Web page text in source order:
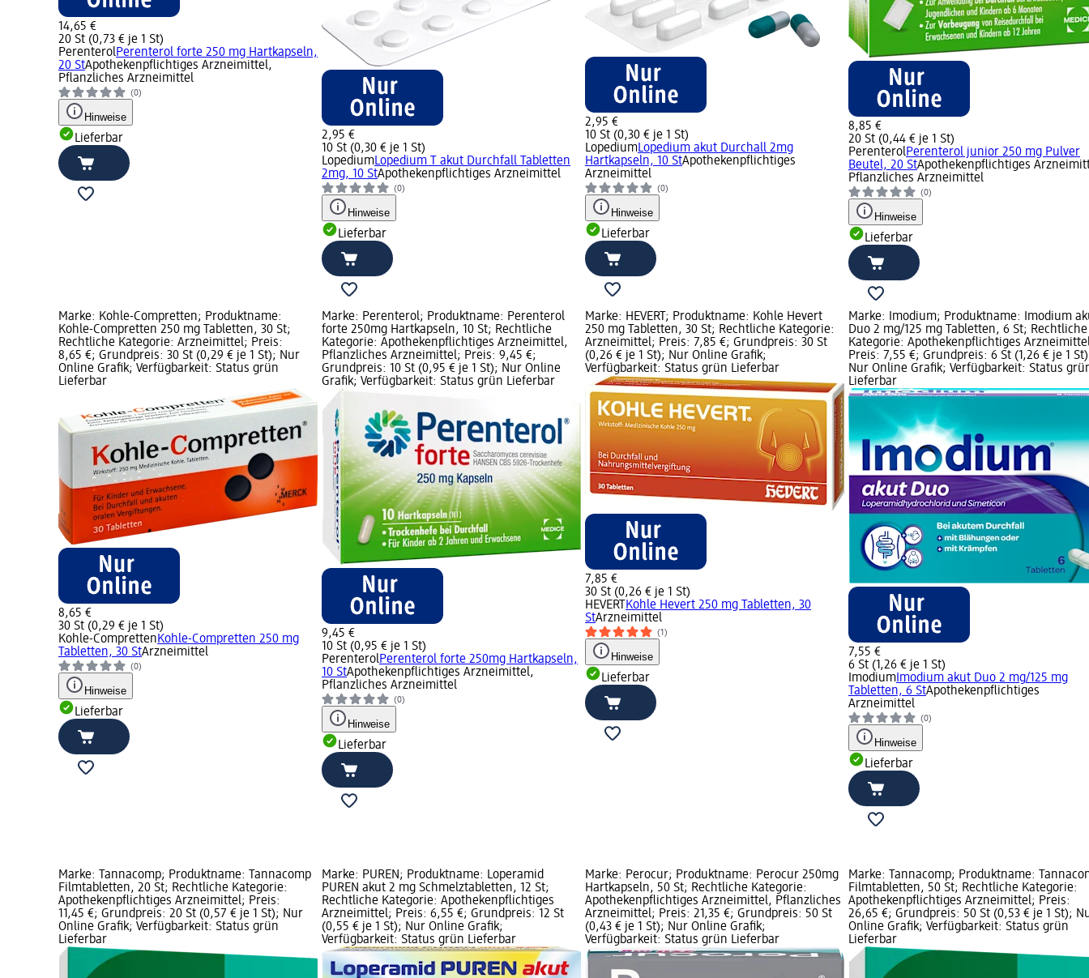
14,65 €
20 St (0,73 € je 1 St)
PerenterolPerenterol forte 250 mg Hartkapseln,
20 StApothekenpflichtiges Arzneimittel,
Pflanzliches Arzneimittel
(0)
Hinweise
Lieferbar
2,95 €
10 St (0,30 € je 1 St)
LopediumLopedium T akut Durchfall Tabletten
2mg, 10 StApothekenpflichtiges Arzneimittel
(0)
Hinweise
Lieferbar
2,95 €
10 St (0,30 € je 1 St)
LopediumLopedium akut Durchall 2mg
Hartkapseln, 10 StApothekenpflichtiges
Arzneimittel
(0)
Hinweise
Lieferbar
8,85 €
20 St (0,44 € je 1 St)
PerenterolPerenterol junior 250 mg Pulver
Beutel, 20 StApothekenpflichtiges
Pflanzliches Arzneimittel
(0)
Hinweise
Lieferbar
Marke: Kohle-Compretten; Produktname:
Kohle-Compretten 250 mg Tabletten, 30 St;
Rechtliche Kategorie: Arzneimittel; Preis:
8,65 €; Grundpreis: 30 St (0,29 € je 1 St); Nur
Online Grafik; Verfügbarkeit: Status grün
Lieferbar
8,65 €
30 St (0,29 € je 1 St)
Kohle-ComprettenKohle-Compretten 250 mg
Tabletten, 30 StArzneimittel
(0)
Hinweise
Lieferbar
Marke: Perenterol; Produktname: Perenterol
forte 250mg Hartkapseln, 10 St; Rechtliche
Kategorie: Apothekenpflichtiges Arzneimittel,
Pflanzliches Arzneimittel; Preis: 9,45 €;
Grundpreis: 10 St (0,95 € je 1 St); Nur Online
Grafik; Verfügbarkeit: Status grün Lieferbar
9,45 €
10 St (0,95 € je 1 St)
PerenterolPerenterol forte 250mg Hartkapseln,
10 StApothekenpflichtiges Arzneimittel,
Pflanzliches Arzneimittel
(0)
Hinweise
Lieferbar
Marke: HEVERT; Produktname: Kohle Hevert
250 mg Tabletten, 30 St; Rechtliche Kategorie:
Arzneimittel; Preis: 7,85 €; Grundpreis: 30 St
(0,26 € je 1 St); Nur Online Grafik;
Verfügbarkeit: Status grün Lieferbar
7,85 €
30 St (0,26 € je 1 St)
HEVERTKohle Hevert 250 mg Tabletten, 30
StArzneimittel
(1)
Hinweise
Lieferbar
Marke: Imodium; Produktname: Imodium
Duo 2 mg/125 mg Tabletten, 6 St; Rechtliche
Kategorie: Apothekenpflichtiges
Preis: 7,55 €; Grundpreis: 6 St (1,26 € je 1
Nur Online Grafik; Verfügbarkeit: Status
Lieferbar
7,55 €
6 St (1,26 € je 1 St)
Imodium Imodium akut Duo 2 mg/125 mg
Tabletten, 6 StApothekenpflichtiges
Arzneimittel
(0)
Hinweise
Lieferbar
Marke: Tannacomp; Produktname: Tannacomp
Filmtabletten, 20 St; Rechtliche Kategorie:
Apothekenpflichtiges Arzneimittel; Preis:
11,45 €; Grundpreis: 20 St (0,57 € je 1 St); Nur
Online Grafik; Verfügbarkeit: Status grün
Lieferbar
Marke: PUREN; Produktname: Loperamid
PUREN akut 2 mg Schmelztabletten, 12 St;
Rechtliche Kategorie: Apothekenpflichtiges
Arzneimittel; Preis: 6,55 €; Grundpreis: 12 St
(0,55 € je 1 St); Nur Online Grafik;
Verfügbarkeit: Status grün Lieferbar
Marke: Perocur; Produktname: Perocur 250mg
Hartkapseln, 50 St; Rechtliche Kategorie:
Apothekenpflichtiges Arzneimittel, Pflanzliches
Arzneimittel; Preis: 21,35 €; Grundpreis: 50 St
(0,43 € je 1 St); Nur Online Grafik;
Verfügbarkeit: Status grün Lieferbar
Marke: Tannacomp; Produktname:
Filmtabletten, 50 St; Rechtliche Kategorie:
Apothekenpflichtiges Arzneimittel; Preis:
26,65 €; Grundpreis: 50 St (0,53 € je 1 St);
Online Grafik; Verfügbarkeit: Status grün
Lieferbar